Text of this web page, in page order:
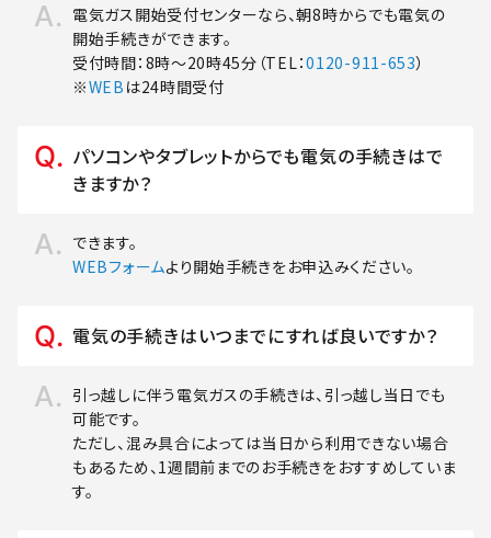
電気ガス開始受付センターなら、朝8時からでも電気の
開始手続きができます。
受付時間：8時～20時45分（TEL：0120-911-653）
※WEB は24時間受付
パソコンやタブレットからでも電気の手続きはで
きますか？
できます。
WEBフォームより開始手続きをお申込みください。
電気の手続きはいつまでにすれば良いですか？
引っ越しに伴う電気ガスの手続きは、引っ越し当日でも
可能です。
ただし、混み具合によっては当日から利用できない場合
もあるため、1週間前までのお手続きをおすすめしていま
す。